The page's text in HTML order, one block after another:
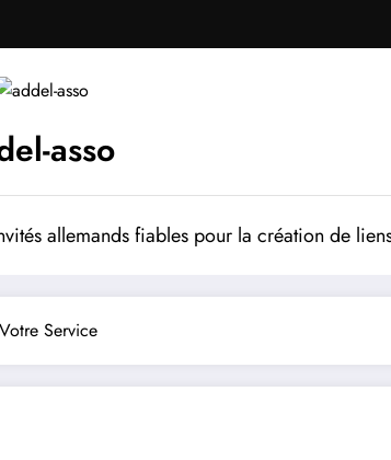
asso
allemands fiables pour la création de
Service